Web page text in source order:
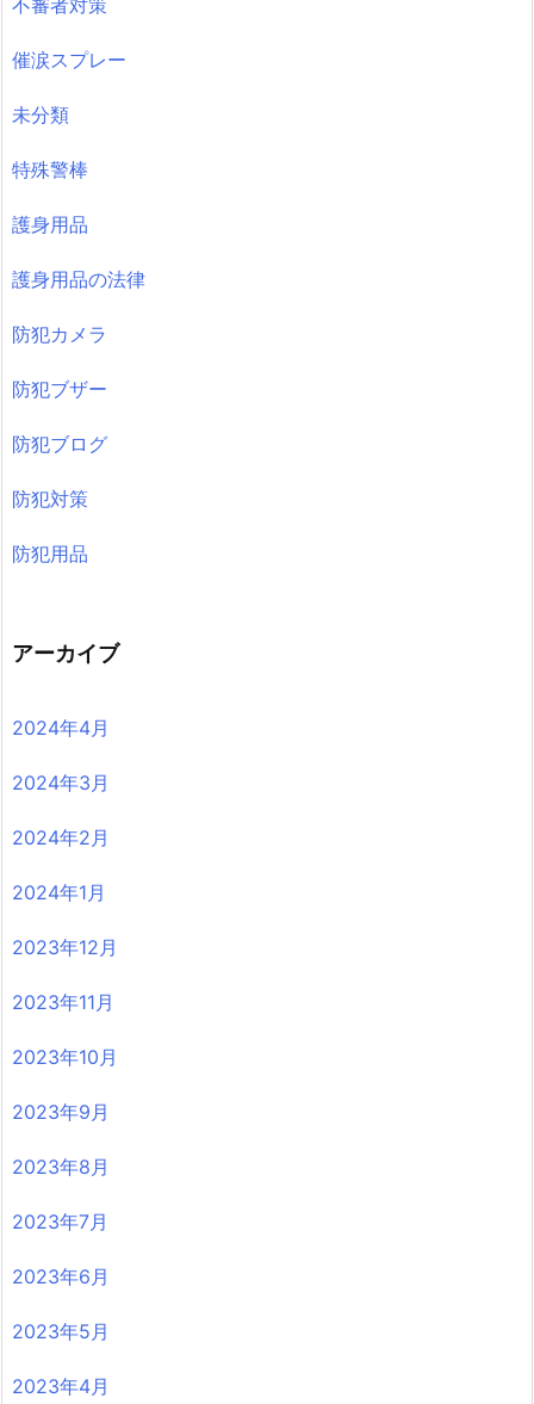
催涙スプレー
未分類
特殊警棒
護身用品
護身用品の法律
防犯カメラ
防犯ブザー
防犯ブログ
防犯対策
防犯用品
アーカイブ
2024年4月
2024年3月
2024年2月
2024年1月
2023年12月
2023年11月
2023年10月
2023年9月
2023年8月
2023年7月
2023年6月
2023年5月
2023年4月